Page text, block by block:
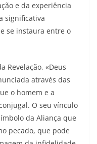
e da experiência
significativa
se instaura entre o
Revelação, «Deus
através das
o homem e a
O seu vínculo
da Aliança que
pecado, que pode